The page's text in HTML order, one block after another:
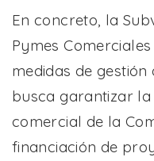
En concreto, la
Pymes
medidas de gestión
busca garantizar
comercial de la
financiación de